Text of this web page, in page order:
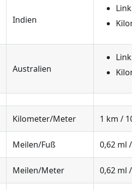
Indien
Australien
Kilometer/Meter 1 km /
Meilen/Fuß 0,62 ml
Meilen/Meter 0,62 ml